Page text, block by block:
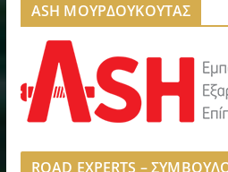
ASH ΜΟΥΡΔΟΥΚΟΥΤΑΣ
ROAD EXPERTS –